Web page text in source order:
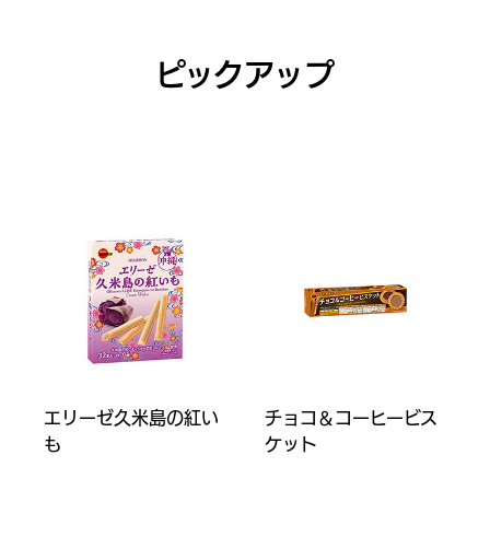
ピックアップ
エリーゼ久米島の紅い
も
チョコ＆コーヒービス
ケット